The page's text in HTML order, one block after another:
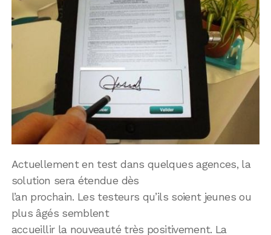
Actuellement en test dans quelques agences, la
solution sera étendue dès
l’an prochain. Les testeurs qu’ils soient jeunes ou
plus âgés semblent
accueillir la nouveauté très positivement. La